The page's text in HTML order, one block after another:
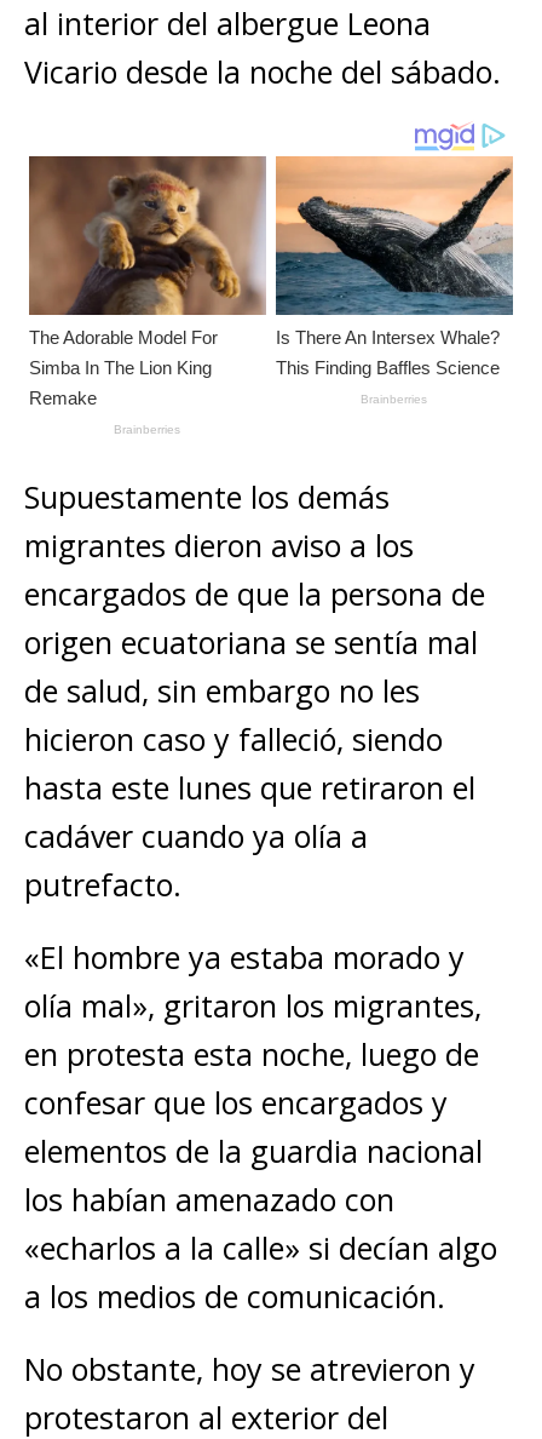
A
p
p
b
o
o
n
g
e
r Li
n
k
p
ar
ti
al interior del albergue Leona
Vicario desde la noche del sábado.
Supuestamente los demás
migrantes dieron aviso a los
encargados de que la persona de
origen ecuatoriana se sentía mal
de salud, sin embargo no les
hicieron caso y falleció, siendo
hasta este lunes que retiraron el
cadáver cuando ya olía a
putrefacto.
«El hombre ya estaba morado y
olía mal», gritaron los migrantes,
en protesta esta noche, luego de
confesar que los encargados y
elementos de la guardia nacional
los habían amenazado con
«echarlos a la calle» si decían algo
a los medios de comunicación.
No obstante, hoy se atrevieron y
protestaron al exterior del